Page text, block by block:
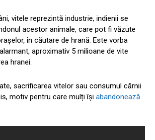
vitele reprezintă industrie, indienii se
acestor animale, care pot fi văzute
în căutare de hrană. Este vorba
aproximativ 5 milioane de vite
hranei.
sacrificarea vitelor sau consumul cărnii
motiv pentru care mulți își abandonează